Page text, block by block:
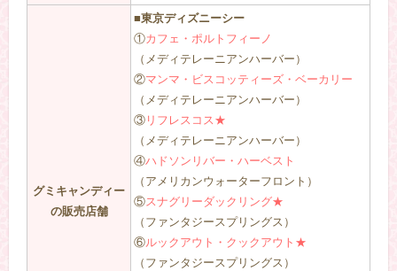
グミキャンディー
の販売店舗
■東京ディズニーシー
①カフェ・ポルトフィーノ
（メディテレーニアンハーバー）
②マンマ・ビスコッティーズ・ベーカリー
（メディテレーニアンハーバー）
③ リフレスコス★
（メディテレーニアンハーバー）
④ハドソンリバー・ハーベスト
（アメリカンウォーターフロント）
⑤スナグリーダックリング★
（ファンタジースプリングス）
⑥ルックアウト・クックアウト★
（ファンタジースプリングス）